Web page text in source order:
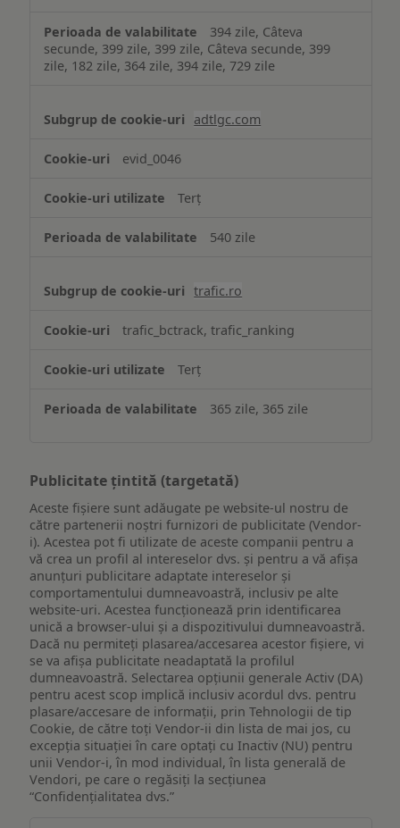
394 zile, Câteva
secunde, 399 zile, 399 zile, Câteva secunde, 399
zile, 182 zile, 364 zile, 394 zile, 729 zile
adtlgc.com
evid_0046
Terț
540 zile
trafic.ro
trafic_bctrack, trafic_ranking
Terț
365 zile, 365 zile
Publicitate țintită (targetată)
Aceste fișiere sunt adăugate pe website-ul nostru de
către partenerii noștri furnizori de publicitate (Vendor-
i). Acestea pot fi utilizate de aceste companii pentru a
vă crea un profil al intereselor dvs. și pentru a vă afișa
anunțuri publicitare adaptate intereselor și
comportamentului dumneavoastră, inclusiv pe alte
website-uri. Acestea funcționează prin identificarea
unică a browser-ului și a dispozitivului dumneavoastră.
Dacă nu permiteți plasarea/accesarea acestor fișiere, vi
se va afișa publicitate neadaptată la profilul
dumneavoastră. Selectarea opțiunii generale Activ (DA)
pentru acest scop implică inclusiv acordul dvs. pentru
plasare/accesare de informații, prin Tehnologii de tip
Cookie, de către toți Vendor-ii din lista de mai jos, cu
excepția situației în care optați cu Inactiv (NU) pentru
unii Vendor-i, în mod individual, în lista generală de
Vendori, pe care o regăsiți la secțiunea
“Confidențialitatea dvs.”